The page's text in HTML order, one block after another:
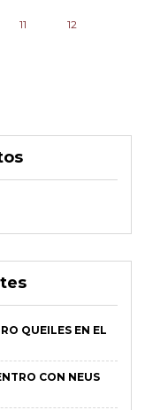
11 12
QUEILES EN EL
CON NEUS